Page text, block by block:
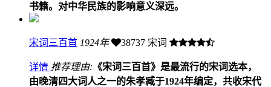
书籍。对中华民族的影响意义深远。
宋词三百首 1924年 38737 宋词
详情 推荐理由: 《宋词三百首》是最流行的宋词选本，
由晚清四大词人之一的朱孝臧于1924年编定，共收宋代